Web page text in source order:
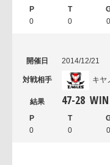
0 0 0
2014/12/21
キヤ
47-28 WIN
0 0 0